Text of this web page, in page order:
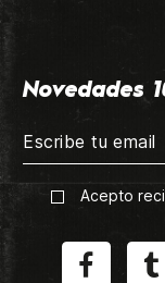
Novedades
Acepto